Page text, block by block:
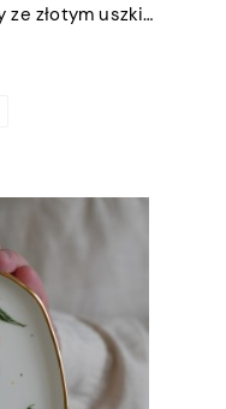
Kubek 500ml borówki/jagody ze złotym uszkiem + talerzyk 15cm